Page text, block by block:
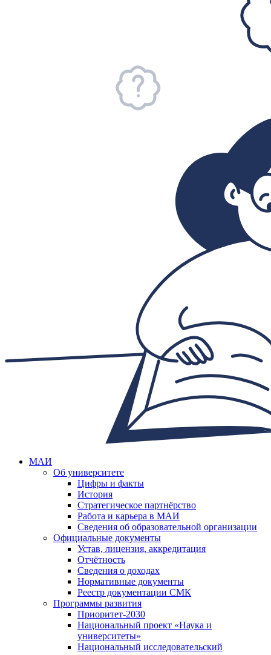
МАИ
Об университете
Цифры и факты
История
Стратегическое партнёрство
Работа и карьера в МАИ
Сведения об образовательной организации
Официальные документы
Устав, лицензия, аккредитация
Отчётность
Сведения о доходах
Нормативные документы
Реестр документации СМК
Программы развития
Приоритет-2030
Национальный проект «Наука и
университеты»
Национальный исследовательский